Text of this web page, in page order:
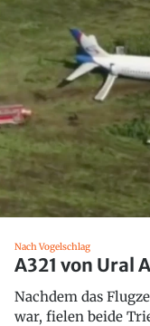
Nach Vogelschlag
A321 von Ural
Nachdem das
war, fielen beide